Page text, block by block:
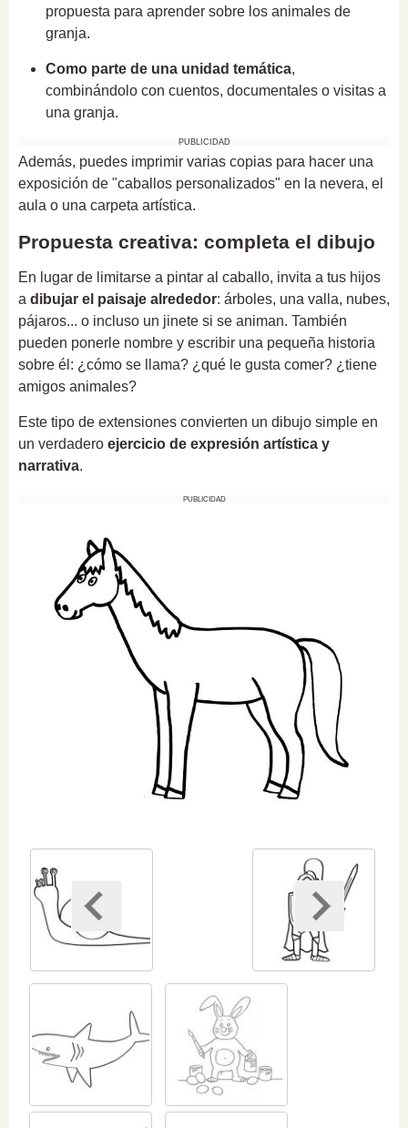
propuesta para aprender sobre los animales de
granja.
Como parte de una unidad temática,
combinándolo con cuentos, documentales o visitas a
una granja.
PUBLICIDAD
Además, puedes imprimir varias copias para hacer una
exposición de "caballos personalizados" en la nevera, el
aula o una carpeta artística.
Propuesta creativa: completa el dibujo
En lugar de limitarse a pintar al caballo, invita a tus hijos
a dibujar el paisaje alrededor: árboles, una valla, nubes,
pájaros... o incluso un jinete si se animan. También
pueden ponerle nombre y escribir una pequeña historia
sobre él: ¿cómo se llama? ¿qué le gusta comer? ¿tiene
amigos animales?
Este tipo de extensiones convierten un dibujo simple en
un verdadero ejercicio de expresión artística y
narrativa.
PUBLICIDAD